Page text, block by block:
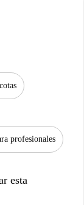
profesionales
esta